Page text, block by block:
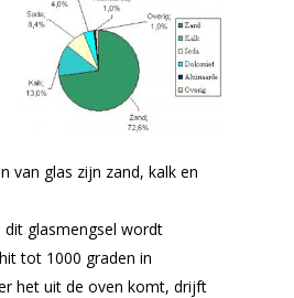
van glas zijn zand, kalk en
dit glasmengsel wordt
tot 1000 graden in
het uit de oven komt, drijft